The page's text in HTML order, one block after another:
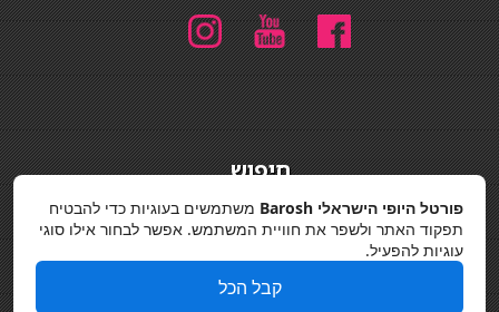
חיפוש
מדיניות פרטיות
פורטל היופי הישראלי Barosh
משתמשים בעוגיות כדי להבטיח
תפקוד האתר ולשפר את חוויית המשתמש. אפשר לבחור אילו סוגי
עוגיות להפעיל.
קבל הכל